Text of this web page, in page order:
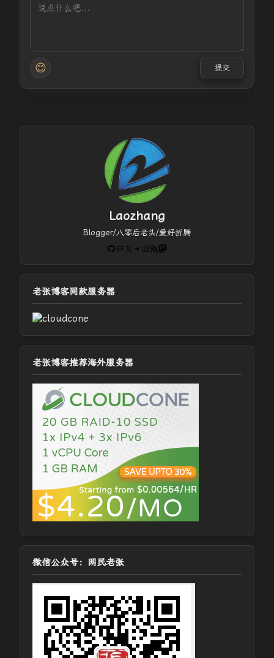
😊 提交
Laozhang
Blogger/八零后老头/爱好折腾
GitHub
电子邮件 X Telegram
Instagram
RSS FeedMastodon
老张博客同款服务器
老张博客推荐海外服务器
微信公众号：网民老张